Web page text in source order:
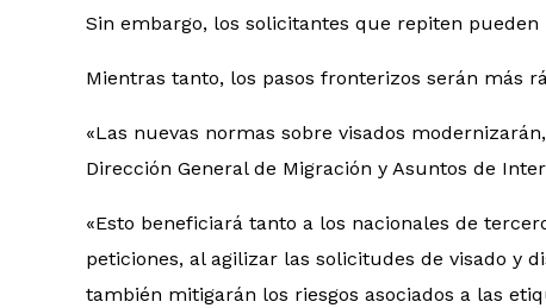
Sin embargo, los solicitantes que repiten
Mientras tanto, los pasos fronterizos serán más
«Las nuevas normas sobre visados
Dirección General de Migración y Asuntos de
«Esto beneficiará tanto a los nacionales de
peticiones, al agilizar las solicitudes de visado y
también mitigarán los riesgos asociados a las